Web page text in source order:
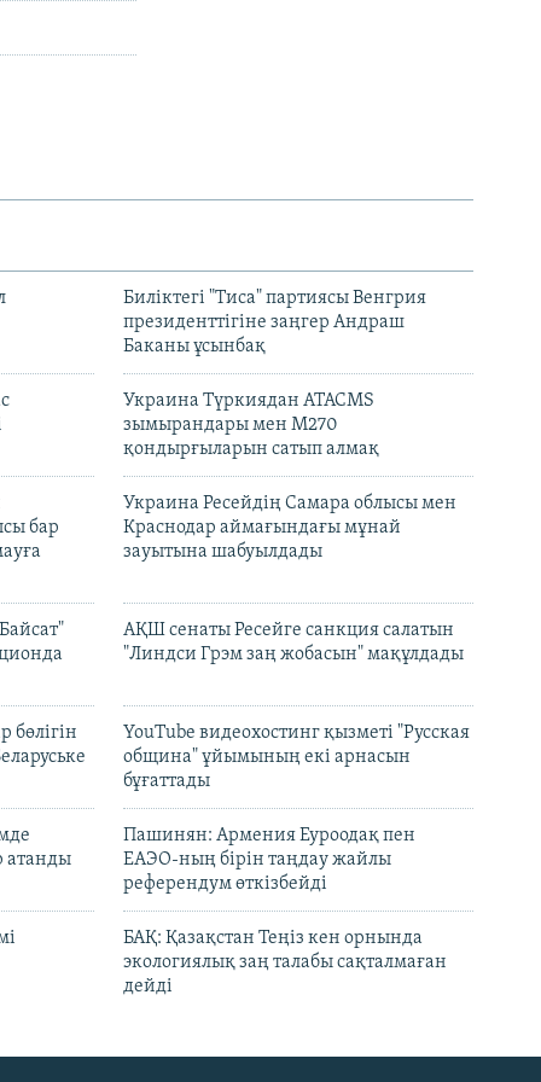
Биліктегі "Тиса" партиясы Венгрия
президенттігіне заңгер Андраш
Баканы ұсынбақ
Украина Түркиядан ATACMS
зымырандары мен M270
қондырғыларын сатып алмақ
бар
Украина Ресейдің Самара облысы мен
Краснодар аймағындағы мұнай
зауытына шабуылдады
АҚШ сенаты Ресейге санкция салатын
"Линдси Грэм заң жобасын" мақұлдады
бөлігін
YouTube видеохостинг қызметі "Русская
община" ұйымының екі арнасын
бұғаттады
атанды
Пашинян: Армения Еуроодақ пен
ЕАЭО-ның бірін таңдау жайлы
референдум өткізбейді
БАҚ: Қазақстан Теңіз кен орнында
экологиялық заң талабы сақталмаған
дейді